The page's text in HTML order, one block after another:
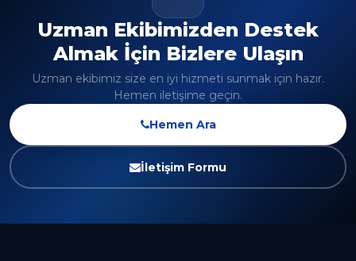
Uzman Ekibimizden Destek
Almak İçin Bizlere Ulaşın
Uzman ekibimiz size en iyi hizmeti sunmak için hazır.
Hemen iletişime geçin.
Hemen Ara
İletişim Formu